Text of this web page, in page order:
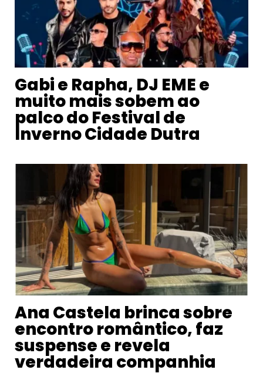
Gabi e Rapha, DJ EME e
muito mais sobem ao
palco do Festival de
Inverno Cidade Dutra
Ana Castela brinca sobre
encontro romântico, faz
suspense e revela
verdadeira companhia